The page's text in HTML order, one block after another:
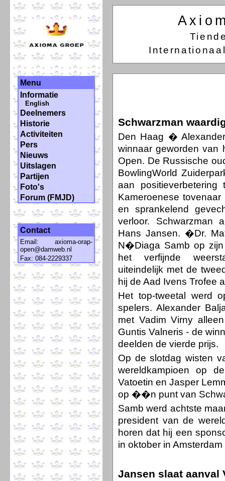
Menu
Informatie
English
Deelnemers
Historie
Activiteiten
Pers
Nieuws
Uitslagen
Partijen
Foto's
Forum (FMJD)
Contact
Email: axioma-orap-
open@damweb.nl
Fax: 084-2229337
Schwarzman
Den Haag �
winnaar geworden van
Open. De Russische
BowlingWorld
aan
Kameroenese
en sprankelend
verloor. Schwarzman
Hans Jansen. �Dr.
N�Diaga Samb op
het verfijnde
uiteindelijk met de
hij de Aad Ivens Trofee
Het top-tweetal werd
spelers. Alexander
met Vadim Virny
Guntis Valneris - de
deelden de vierde prijs.
Op de slotdag wisten
wereldkampioen op
Vatoetin en Jasper
op ��n punt van
Samb werd achtste
president van de
horen dat hij een
in oktober in
Jansen slaat aanval